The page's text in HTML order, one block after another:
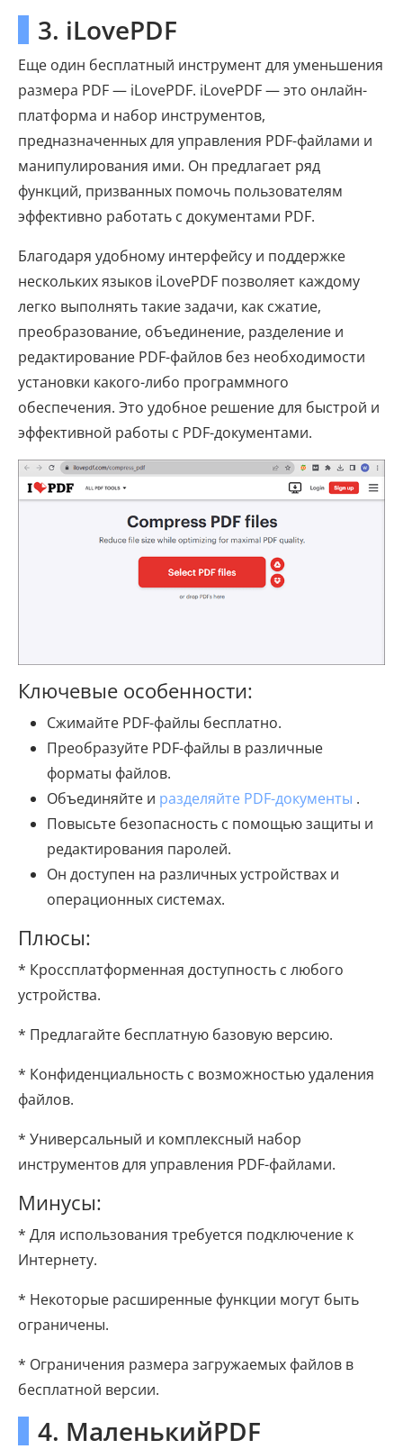
3. iLovePDF
Еще один бесплатный инструмент для уменьшения
размера PDF — iLovePDF. iLovePDF — это онлайн-
платформа и набор инструментов,
предназначенных для управления PDF-файлами и
манипулирования ими. Он предлагает ряд
функций, призванных помочь пользователям
эффективно работать с документами PDF.
Благодаря удобному интерфейсу и поддержке
нескольких языков iLovePDF позволяет каждому
легко выполнять такие задачи, как сжатие,
преобразование, объединение, разделение и
редактирование PDF-файлов без необходимости
установки какого-либо программного
обеспечения. Это удобное решение для быстрой и
эффективной работы с PDF-документами.
Ключевые особенности:
Сжимайте PDF-файлы бесплатно.
Преобразуйте PDF-файлы в различные
форматы файлов.
Объединяйте и разделяйте PDF-документы .
Повысьте безопасность с помощью защиты и
редактирования паролей.
Он доступен на различных устройствах и
операционных системах.
Плюсы:
* Кроссплатформенная доступность с любого
устройства.
* Предлагайте бесплатную базовую версию.
* Конфиденциальность с возможностью удаления
файлов.
* Универсальный и комплексный набор
инструментов для управления PDF-файлами.
Минусы:
* Для использования требуется подключение к
Интернету.
* Некоторые расширенные функции могут быть
ограничены.
* Ограничения размера загружаемых файлов в
бесплатной версии.
4. МаленькийPDF